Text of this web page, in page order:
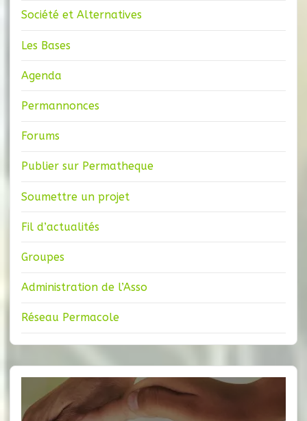
Société et Alternatives
Les Bases
Agenda
Permannonces
Forums
Publier sur Permatheque
Soumettre un projet
Fil d’actualités
Groupes
Administration de l’Asso
Réseau Permacole